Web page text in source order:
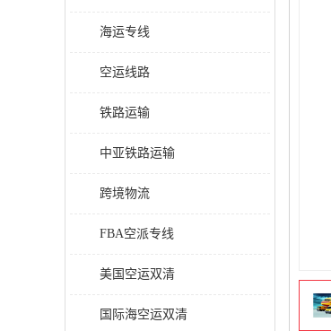
海运专线
空运线路
铁路运输
中亚铁路运输
跨境物流
FBA空派专线
美国空运双清
国际海空运双清